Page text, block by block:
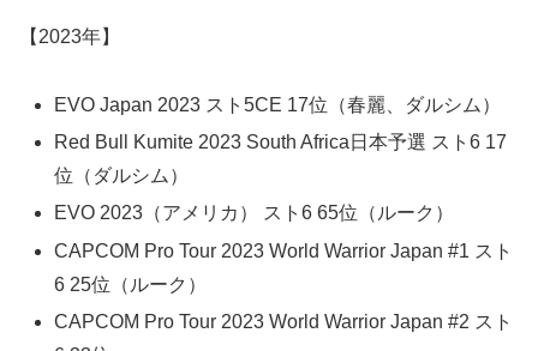
【2023年】
EVO Japan 2023 スト5CE 17位（春麗、ダルシム）
Red Bull Kumite 2023 South Africa日本予選 スト6 17
位（ダルシム）
EVO 2023（アメリカ） スト6 65位（ルーク）
CAPCOM Pro Tour 2023 World Warrior Japan #1 スト
6 25位（ルーク）
CAPCOM Pro Tour 2023 World Warrior Japan #2 スト